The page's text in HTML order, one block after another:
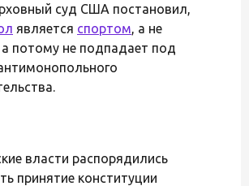
суд США постановил,
является спортом, а не
а потому не подпадает под
власти распорядились
принятие конституции